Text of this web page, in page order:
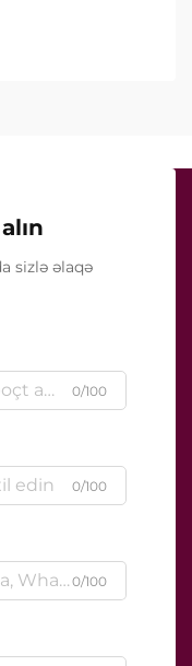
necə dəqiq işlədiyi
sizlə əlaqə
0/100
0/100
0/100